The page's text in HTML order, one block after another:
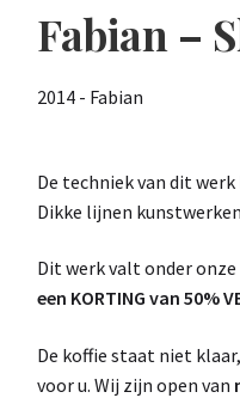
Fabian –
2014 - Fabian
De techniek van dit
Dikke lijnen
Dit werk valt onder onze
een KORTING van 50%
De koffie staat niet
voor u. Wij zijn open van